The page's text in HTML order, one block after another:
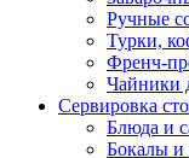
Ручные
Турки,
Френч-
Чайники
Сервировка
Блюда и
Бокалы